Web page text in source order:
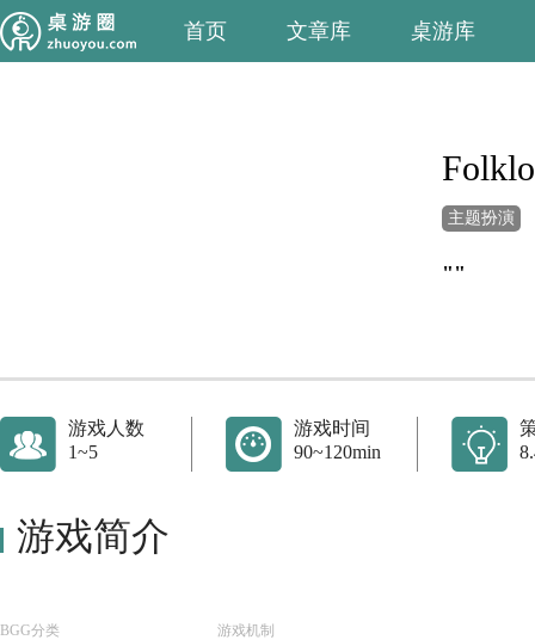
首页 文章库 桌游库
主题扮演
""
游戏人数
1~5
游戏时间
90~120min
游戏简介
BGG分类 游戏机制